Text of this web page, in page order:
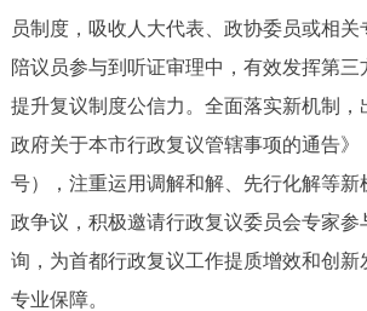
员制度，吸收人大代表、政协委员或相关
陪议员参与到听证审理中，有效发挥第
提升复议制度公信力。全面落实新机制，
政府关于本市行政复议管辖事项的通告》
号），注重运用调解和解、先行化解等新
政争议，积极邀请行政复议委员会专家参
询，为首都行政复议工作提质增效和创新
专业保障。